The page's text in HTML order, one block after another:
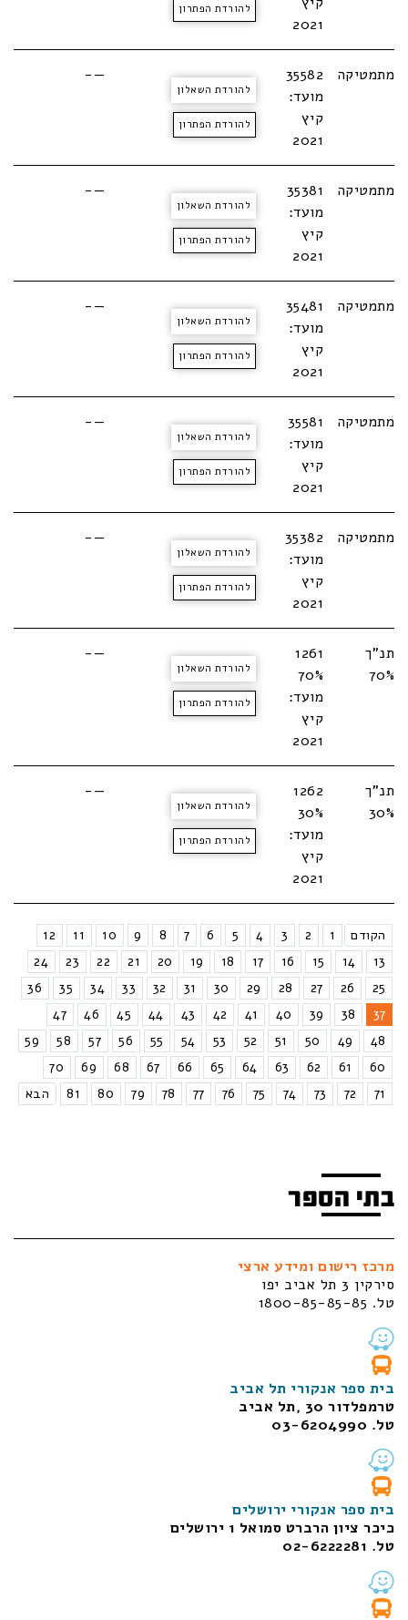
2021
להורדת הפתרון
מתמטיקה
35582
מועד:
קיץ
2021
להורדת השאלון
להורדת הפתרון
—-
מתמטיקה
35381
מועד:
קיץ
2021
להורדת השאלון
להורדת הפתרון
—-
מתמטיקה
35481
מועד:
קיץ
2021
להורדת השאלון
להורדת הפתרון
—-
מתמטיקה
35581
מועד:
קיץ
2021
להורדת השאלון
להורדת הפתרון
—-
מתמטיקה
35382
מועד:
קיץ
2021
להורדת השאלון
להורדת הפתרון
—-
תנ"ך
70%
1261
70%
מועד:
קיץ
2021
להורדת השאלון
להורדת הפתרון
—-
תנ"ך
30%
1262
30%
מועד:
קיץ
2021
להורדת השאלון
להורדת הפתרון
—-
הקודם 1
2
3
4
5
6
7
8
9
10
11
12
13
14
15
16
17
18
19
20
21
22
23
24
25
26
27
28
29
30
31
32
33
34
35
36
37
38
39
40
41
42
43
44
45
46
47
48
49
50
51
52
53
54
55
56
57
58
59
60
61
62
63
64
65
66
67
68
69
70
71
72
73
74
75
76
77
78
79
80
81 הבא
בתי הספר
מרכז רישום ומידע ארצי
סירקין 3 תל אביב יפו
טל. 1800-85-85-85
בית ספר אנקורי תל אביב
טרמפלדור 30 ,תל אביב
טל. 03-6204990
בית ספר אנקורי ירושלים
כיכר ציון הרברט סמואל 1
ירושלים
טל. 02-6222281